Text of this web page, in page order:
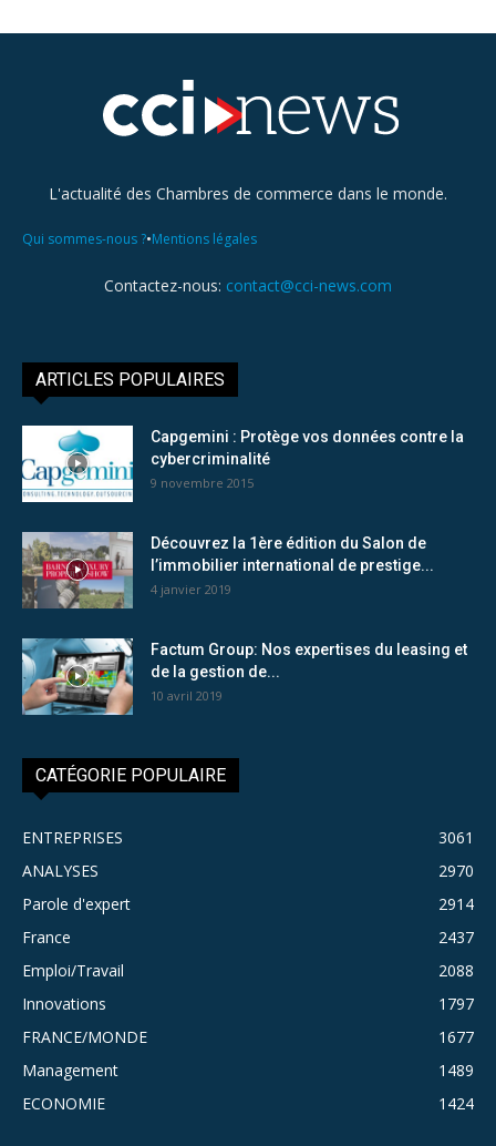
L'actualité des Chambres de commerce dans le monde.
Qui sommes-nous ?•Mentions légales
Contactez-nous: contact@cci-news.com
ARTICLES POPULAIRES
Capgemini : Protège vos données contre la
cybercriminalité
9 novembre 2015
Découvrez la 1ère édition du Salon de
l’immobilier international de prestige...
4 janvier 2019
Factum Group: Nos expertises du leasing et
de la gestion de...
10 avril 2019
CATÉGORIE POPULAIRE
ENTREPRISES
3061
ANALYSES
2970
Parole d'expert
2914
France
2437
Emploi/Travail
2088
Innovations
1797
FRANCE/MONDE
1677
Management
1489
ECONOMIE
1424